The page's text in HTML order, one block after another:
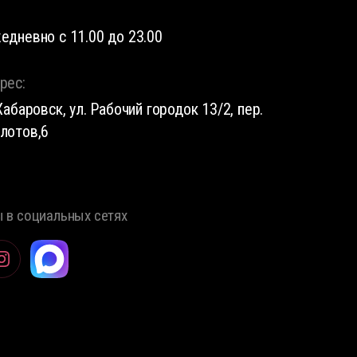
с 11.00 до 23.00
ул. Рабочий городок 13/2, пер.
социальных сетях